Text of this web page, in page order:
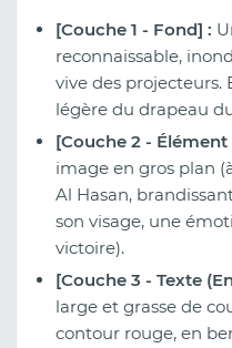
[Couche 1 - Fond] :
reconnaissable,
vive des projecteurs.
légère du drapeau
[Couche 2 -
image en gros plan
Al Hasan,
son visage, une
victoire).
[Couche 3 - Texte
large et grasse de
contour rouge, en